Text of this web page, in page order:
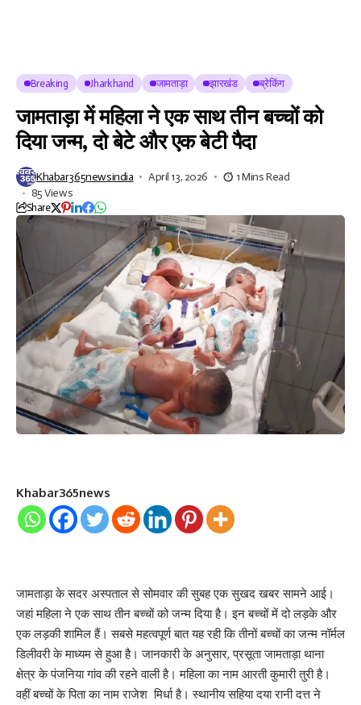
Breaking Jharkhand जामताड़ा झारखंड ब्रेकिंग
जामताड़ा में महिला ने एक साथ तीन बच्चों को
दिया जन्म, दो बेटे और एक बेटी पैदा
Khabar365newsindia April 13, 2026
1 Mins Read
85 Views
Share
Khabar365news
जामताड़ा के सदर अस्पताल से सोमवार की सुबह एक सुखद खबर सामने आई।
जहां महिला ने एक साथ तीन बच्चों को जन्म दिया है। इन बच्चों में दो लड़के और
एक लड़की शामिल हैं। सबसे महत्वपूर्ण बात यह रही कि तीनों बच्चों का जन्म नॉर्मल
डिलीवरी के माध्यम से हुआ है। जानकारी के अनुसार, प्रसूता जामताड़ा थाना
क्षेत्र के पंजनिया गांव की रहने वाली है। महिला का नाम आरती कुमारी तुरी है।
वहीं बच्चों के पिता का नाम राजेश मिर्धा है। स्थानीय सहिया दया रानी दत्त ने